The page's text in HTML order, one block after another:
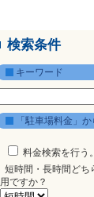
検索条件
キーワード
「駐車場料金」
料金検索を行う。
短時間・長時間どち
用ですか？